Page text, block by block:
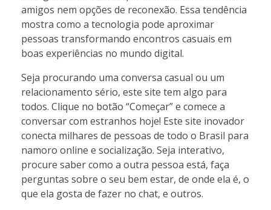
amigos nem opções de reconexão. Essa tendência
mostra como a tecnologia pode aproximar
pessoas transformando encontros casuais em
boas experiências no mundo digital.
Seja procurando uma conversa casual ou um
relacionamento sério, este site tem algo para
todos. Clique no botão “Começar” e comece a
conversar com estranhos hoje! Este site inovador
conecta milhares de pessoas de todo o Brasil para
namoro online e socialização. Seja interativo,
procure saber como a outra pessoa está, faça
perguntas sobre o seu bem estar, de onde ela é, o
que ela gosta de fazer no chat, e outros.